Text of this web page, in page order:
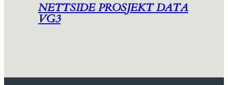
NETTSIDE PROSJEKT DATA
VG3